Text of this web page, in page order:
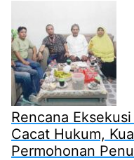
Rencana
Cacat Hukum,
Permohonan